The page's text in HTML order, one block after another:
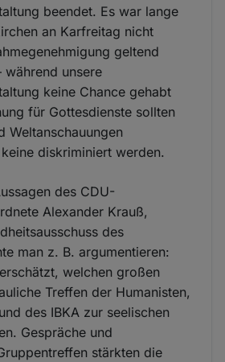
beendet. Es war lange
an Karfreitag nicht
geltend
während unsere
keine Chance gehabt
für Gottesdienste sollten
Weltanschauungen
diskriminiert werden.
des CDU-
Alexander Krauß,
des
man z. B. argumentieren:
welchen großen
Treffen der Humanisten,
des IBKA zur seelischen
Gespräche und
stärkten die